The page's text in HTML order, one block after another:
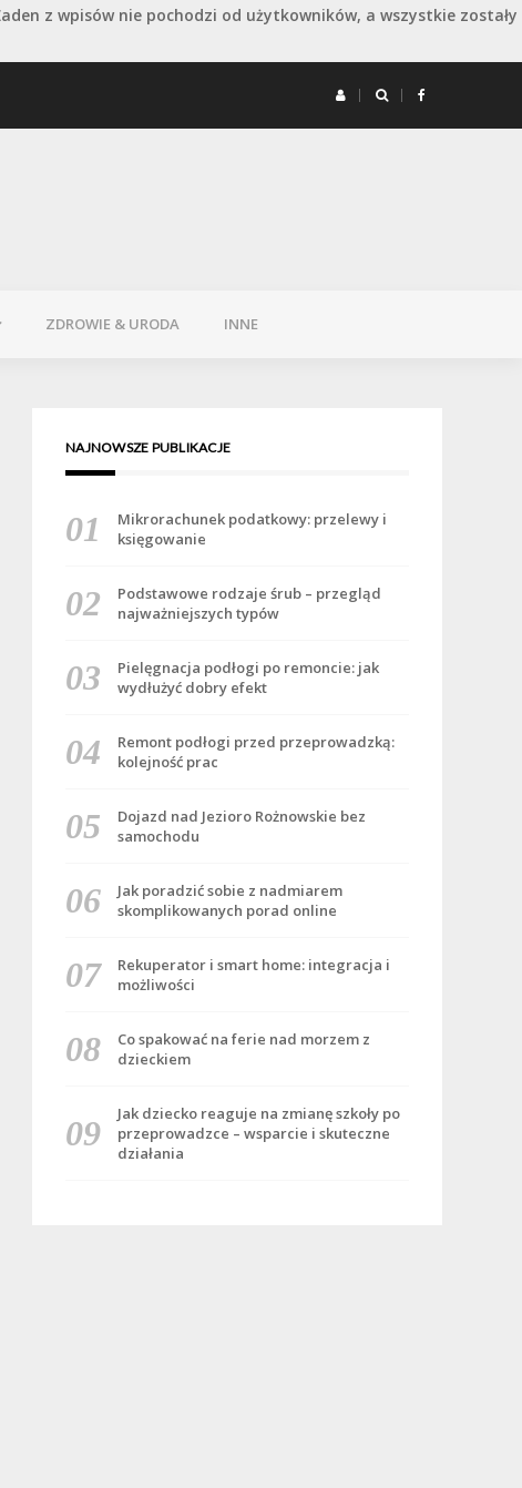
z wpisów nie pochodzi od użytkowników, a wszystkie zostały
ZDROWIE & URODA INNE
NAJNOWSZE PUBLIKACJE
Mikrorachunek podatkowy: przelewy i
księgowanie
Podstawowe rodzaje śrub – przegląd
najważniejszych typów
Pielęgnacja podłogi po remoncie: jak
wydłużyć dobry efekt
Remont podłogi przed przeprowadzką:
kolejność prac
Dojazd nad Jezioro Rożnowskie bez
samochodu
Jak poradzić sobie z nadmiarem
skomplikowanych porad online
Rekuperator i smart home: integracja i
możliwości
Co spakować na ferie nad morzem z
dzieckiem
Jak dziecko reaguje na zmianę szkoły po
przeprowadzce – wsparcie i skuteczne
działania